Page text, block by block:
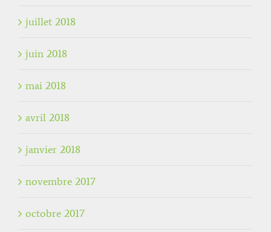
juillet 2018
juin 2018
mai 2018
avril 2018
janvier 2018
novembre 2017
octobre 2017